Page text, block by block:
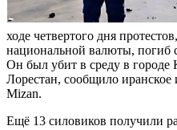
ходе четвертого дня
национальной валюты, погиб
Он был убит в среду в
Лорестан, сообщило
Mizan.
Ещё 13 силовиков получили